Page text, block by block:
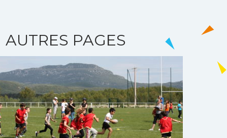
AUTRES PAGES